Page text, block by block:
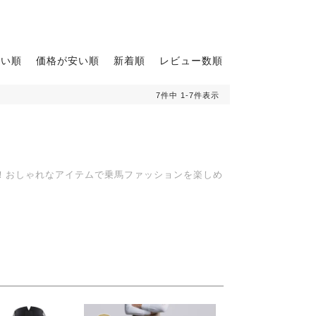
順 価格が安い順 新着順 レビュー数順
7件中 1 -7件表示
しゃれなアイテムで乗馬ファッションを楽しめ